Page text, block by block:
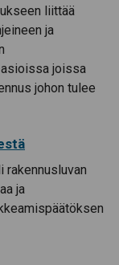
liittää
ja
joissa
johon tulee
rakennusluvan
ja